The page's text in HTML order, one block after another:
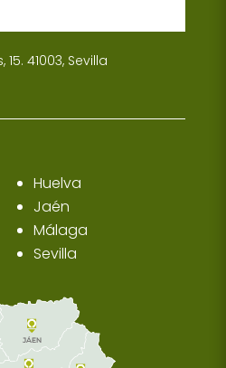
41003, Sevilla
Huelva
Jaén
Málaga
Sevilla